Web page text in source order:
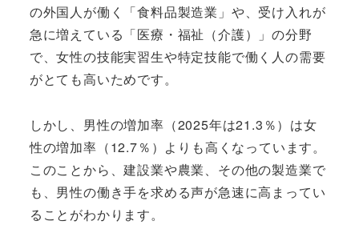
の外国人が働く「食料品製造業」や、受け入れが
急に増えている「医療・福祉（介護）」の分野
で、女性の技能実習生や特定技能で働く人の需要
がとても高いためです。
しかし、男性の増加率（2025年は21.3％）は女
性の増加率（12.7％）よりも高くなっています。
このことから、建設業や農業、その他の製造業で
も、男性の働き手を求める声が急速に高まってい
ることがわかります。